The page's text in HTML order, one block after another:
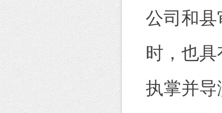
公司和
时，也
执掌并导